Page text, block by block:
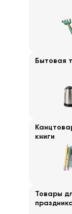
Бытовая
книги
Товары